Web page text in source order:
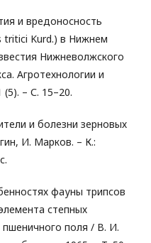
и вредоносность
tritici Kurd.) в Нижнем
Нижневолжского
Агротехнологии и
– С. 15–20.
и болезни зерновых
И. Марков. – К.:
фауны трипсов
степных
поля / В. И.